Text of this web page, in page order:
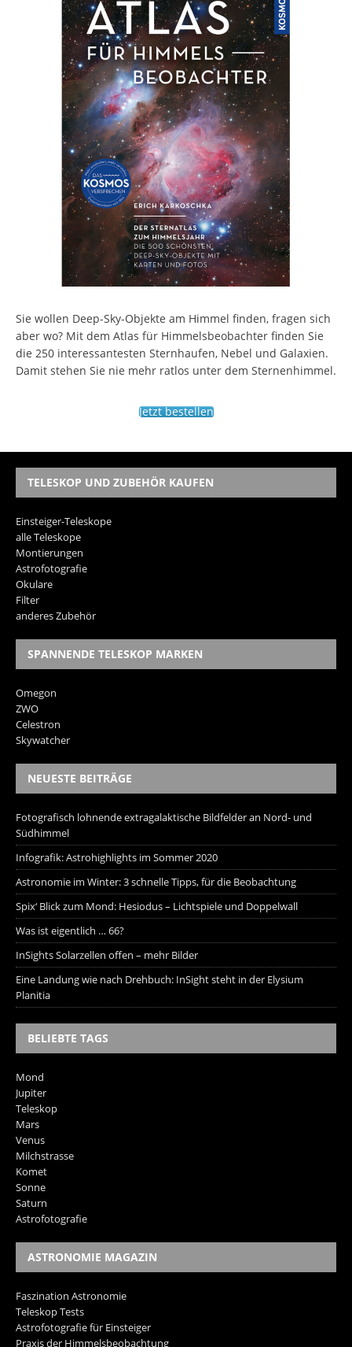
Sie wollen Deep-Sky-Objekte am Himmel finden, fragen sich
aber wo? Mit dem Atlas für Himmelsbeobachter finden Sie
die 250 interessantesten Sternhaufen, Nebel und Galaxien.
Damit stehen Sie nie mehr ratlos unter dem Sternenhimmel.
Jetzt bestellen
TELESKOP UND ZUBEHÖR KAUFEN
Einsteiger-Teleskope
alle Teleskope
Montierungen
Astrofotografie
Okulare
Filter
anderes Zubehör
SPANNENDE TELESKOP MARKEN
Omegon
ZWO
Celestron
Skywatcher
NEUESTE BEITRÄGE
Fotografisch lohnende extragalaktische Bildfelder an Nord- und
Südhimmel
Infografik: Astrohighlights im Sommer 2020
Astronomie im Winter: 3 schnelle Tipps, für die Beobachtung
Spix‘ Blick zum Mond: Hesiodus – Lichtspiele und Doppelwall
Was ist eigentlich … 66?
InSights Solarzellen offen – mehr Bilder
Eine Landung wie nach Drehbuch: InSight steht in der Elysium
Planitia
BELIEBTE TAGS
Mond
Jupiter
Teleskop
Mars
Venus
Milchstrasse
Komet
Sonne
Saturn
Astrofotografie
ASTRONOMIE MAGAZIN
Faszination Astronomie
Teleskop Tests
Astrofotografie für Einsteiger
Praxis der Himmelsbeobachtung